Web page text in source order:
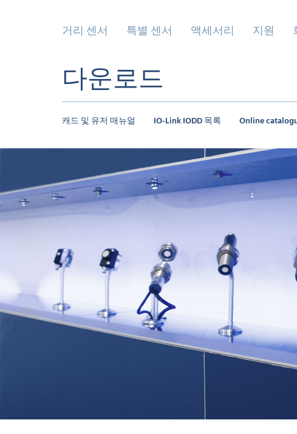
거리 센서 특별 센서 액세서리 지원
다운로드
캐드 및 유저 매뉴얼 IO-Link IODD 목록 Online